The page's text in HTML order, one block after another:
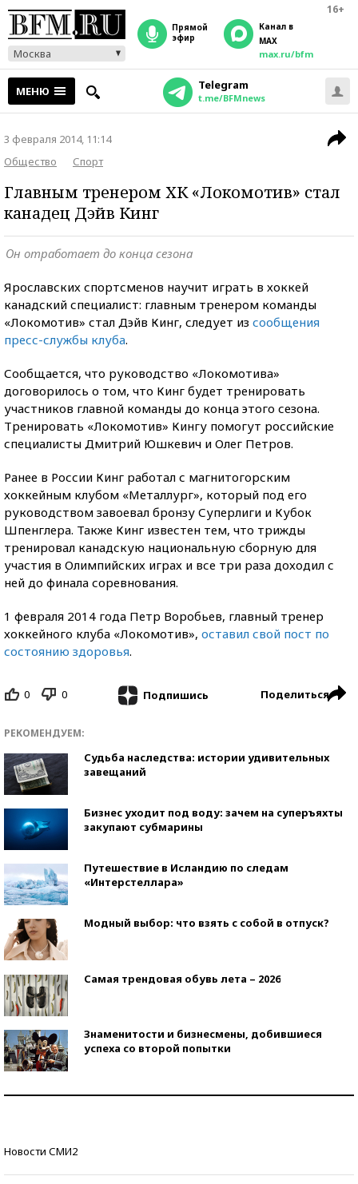
16+
Москва
прямой
эфир
Канал в
MAX
max.ru/bfm
МЕНЮ Telegram
t.me/BFMnews
3 февраля 2014, 11:14
Общество
Спорт
Главным тренером ХК «Локомотив» стал
канадец Дэйв Кинг
Он отработает до конца сезона
Ярославских спортсменов научит играть в хоккей
канадский специалист: главным тренером команды
«Локомотив» стал Дэйв Кинг, следует из сообщения
пресс-службы клуба.
Сообщается, что руководство «Локомотива»
договорилось о том, что Кинг будет тренировать
участников главной команды до конца этого сезона.
Тренировать «Локомотив» Кингу помогут российские
специалисты Дмитрий Юшкевич и Олег Петров.
Ранее в России Кинг работал с магнитогорским
хоккейным клубом «Металлург», который под его
руководством завоевал бронзу Суперлиги и Кубок
Шпенглера. Также Кинг известен тем, что трижды
тренировал канадскую национальную сборную для
участия в Олимпийских играх и все три раза доходил с
ней до финала соревнования.
1 февраля 2014 года Петр Воробьев, главный тренер
хоккейного клуба «Локомотив», оставил свой пост по
состоянию здоровья.
0 0 Подпишись Поделиться
РЕКОМЕНДУЕМ:
Судьба наследства: истории удивительных
завещаний
Бизнес уходит под воду: зачем на суперъяхты
закупают субмарины
Путешествие в Исландию по следам
«Интерстеллара»
Модный выбор: что взять с собой в отпуск?
Самая трендовая обувь лета – 2026
Знаменитости и бизнесмены, добившиеся
успеха со второй попытки
Новости СМИ2